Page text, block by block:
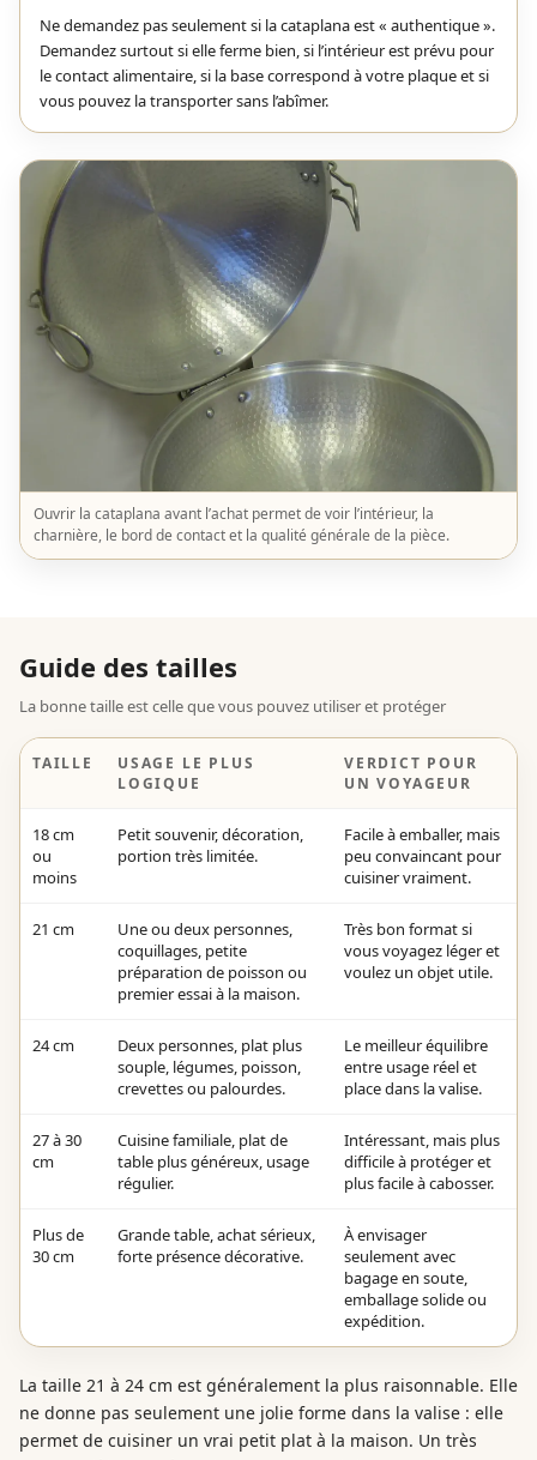
Ne demandez pas seulement si la cataplana est « authentique ».
Demandez surtout si elle ferme bien, si l’intérieur est prévu pour
le contact alimentaire, si la base correspond à votre plaque et si
vous pouvez la transporter sans l’abîmer.
Ouvrir la cataplana avant l’achat permet de voir l’intérieur, la
charnière, le bord de contact et la qualité générale de la pièce.
Guide des tailles
La bonne taille est celle que vous pouvez utiliser et protéger
TAILLE
USAGE LE PLUS
LOGIQUE
VERDICT POUR
UN VOYAGEUR
18 cm
ou
moins
Petit souvenir, décoration,
portion très limitée.
Facile à emballer, mais
peu convaincant pour
cuisiner vraiment.
21 cm
Une ou deux personnes,
coquillages, petite
préparation de poisson ou
premier essai à la maison.
Très bon format si
vous voyagez léger et
voulez un objet utile.
24 cm
Deux personnes, plat plus
souple, légumes, poisson,
crevettes ou palourdes.
Le meilleur équilibre
entre usage réel et
place dans la valise.
27 à 30
cm
Cuisine familiale, plat de
table plus généreux, usage
régulier.
Intéressant, mais plus
difficile à protéger et
plus facile à cabosser.
Plus de
30 cm
Grande table, achat sérieux,
forte présence décorative.
À envisager
seulement avec
bagage en soute,
emballage solide ou
expédition.
La taille 21 à 24 cm est généralement la plus raisonnable. Elle
ne donne pas seulement une jolie forme dans la valise : elle
permet de cuisiner un vrai petit plat à la maison. Un très